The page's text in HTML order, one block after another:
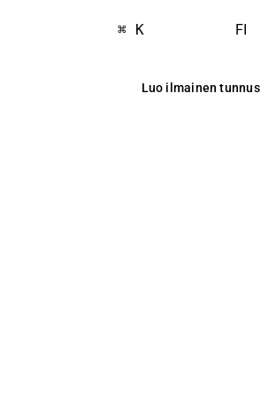
⌘ K FI
Luo ilmainen tunnus